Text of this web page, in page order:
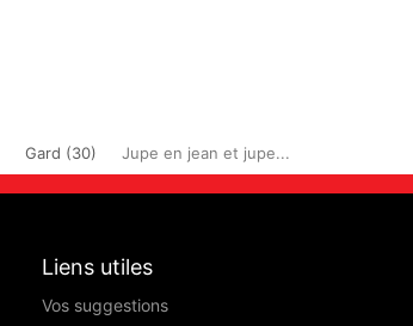
Gard (30) Jupe en jean et jupe...
Liens utiles
Vos suggestions